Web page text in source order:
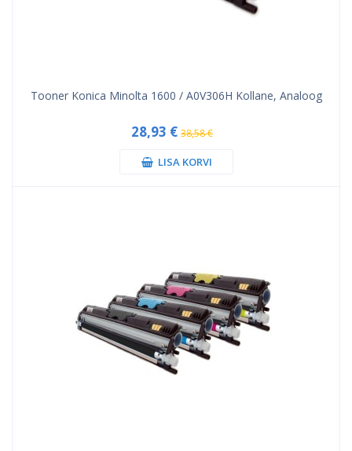
Tooner Konica Minolta 1600 / A0V306H Kollane, Analoog
28,93 € 38,58 €
LISA KORVI